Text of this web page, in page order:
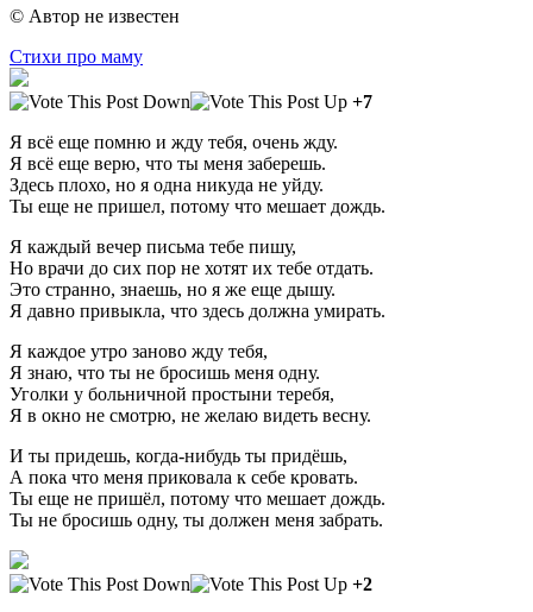
© Автор не известен
Стихи про маму
+7
Я всё еще помню и жду тебя, очень жду.
Я всё еще верю, что ты меня заберешь.
Здесь плохо, но я одна никуда не уйду.
Ты еще не пришел, потому что мешает дождь.
Я каждый вечер письма тебе пишу,
Но врачи до сих пор не хотят их тебе отдать.
Это странно, знаешь, но я же еще дышу.
Я давно привыкла, что здесь должна умирать.
Я каждое утро заново жду тебя,
Я знаю, что ты не бросишь меня одну.
Уголки у больничной простыни теребя,
Я в окно не смотрю, не желаю видеть весну.
И ты придешь, когда-нибудь ты придёшь,
А пока что меня приковала к себе кровать.
Ты еще не пришёл, потому что мешает дождь.
Ты не бросишь одну, ты должен меня забрать.
+2